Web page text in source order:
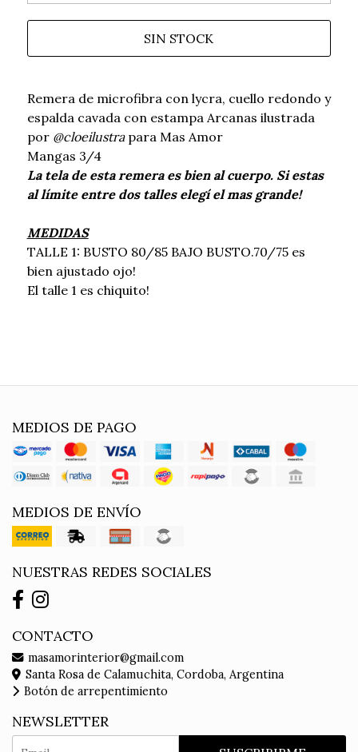
SIN STOCK
Remera de microfibra con lycra, cuello redondo y
espalda cavada con estampa Arcanas ilustrada
por @cloeilustrapara Mas Amor
Mangas 3/4
La tela de esta remera es bien al cuerpo. Si estas
al límite entre dos talles elegí el mas grande!
MEDIDAS
TALLE 1: BUSTO 80/85 BAJO BUSTO.70/75 es
bien ajustado ojo!
El talle 1 es chiquito!
MEDIOS DE PAGO
MEDIOS DE ENVÍO
NUESTRAS REDES SOCIALES
CONTACTO
masamorinterior@gmail.com
Santa Rosa de Calamuchita, Cordoba, Argentina
Botón de arrepentimiento
NEWSLETTER